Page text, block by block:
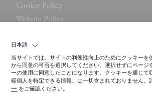
Cookie Policy
Website Policy
日本語
当サイトでは、サイトの利便性向上のためにクッキーを
から同意の可否を選択してください。選択せずにページ
ーの使用に同意したことになります。クッキーを通じて
様個人を特定できる情報」は一切含まれておりません。
ー をご確認ください。